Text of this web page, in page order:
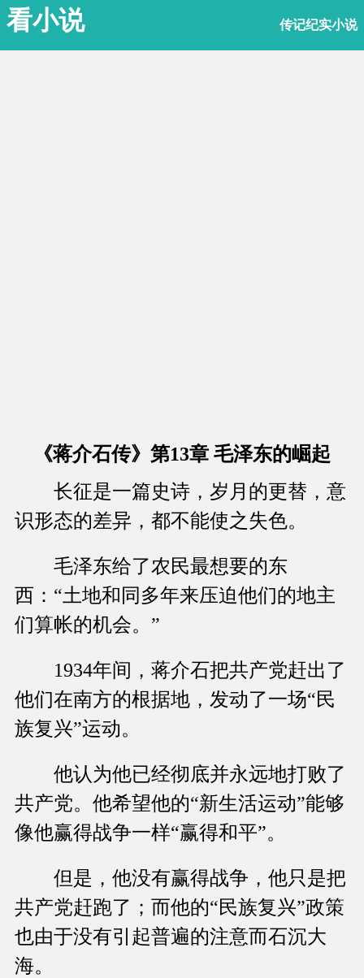
看小说 传记纪实小说
《蒋介石传》第13章 毛泽东的崛起
长征是一篇史诗，岁月的更替，意
识形态的差异，都不能使之失色。
毛泽东给了农民最想要的东
西：“土地和同多年来压迫他们的地主
们算帐的机会。”
1934年间，蒋介石把共产党赶出了
他们在南方的根据地，发动了一场“民
族复兴”运动。
他认为他已经彻底并永远地打败了
共产党。他希望他的“新生活运动”能够
像他赢得战争一样“赢得和平”。
但是，他没有赢得战争，他只是把
共产党赶跑了；而他的“民族复兴”政策
也由于没有引起普遍的注意而石沉大
海。